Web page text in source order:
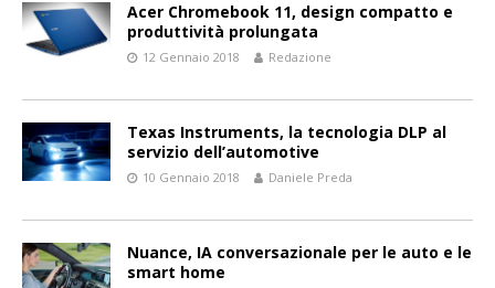
Acer Chromebook 11, design compatto e
produttività prolungata
12 Gennaio 2018 Redazione
Texas Instruments, la tecnologia DLP al
servizio dell’automotive
10 Gennaio 2018 Daniele Preda
Nuance, IA conversazionale per le auto e le
smart home